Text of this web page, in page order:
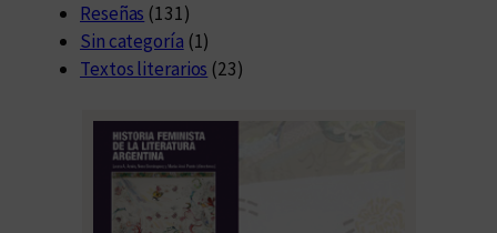
Reseñas (131)
Sin categoría (1)
Textos literarios (23)